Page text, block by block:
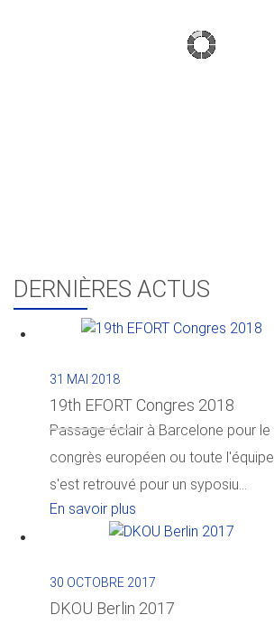
DERNIÈRES ACTUS
31 MAI 2018
19th EFORT Congres 2018
Passage éclair à Barcelone pour le
congrès européen ou toute l'équipe
s'est retrouvé pour un syposiu...
En savoir plus
30 OCTOBRE 2017
DKOU Berlin 2017